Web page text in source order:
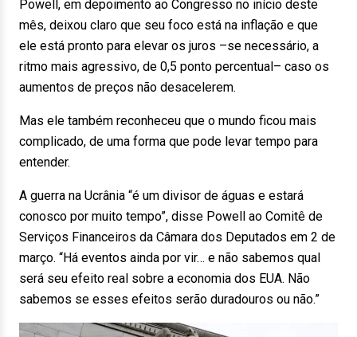
Powell, em depoimento ao Congresso no início deste
mês, deixou claro que seu foco está na inflação e que
ele está pronto para elevar os juros –se necessário, a
ritmo mais agressivo, de 0,5 ponto percentual– caso os
aumentos de preços não desacelerem.
Mas ele também reconheceu que o mundo ficou mais
complicado, de uma forma que pode levar tempo para
entender.
A guerra na Ucrânia “é um divisor de águas e estará
conosco por muito tempo”, disse Powell ao Comitê de
Serviços Financeiros da Câmara dos Deputados em 2 de
março. “Há eventos ainda por vir… e não sabemos qual
será seu efeito real sobre a economia dos EUA. Não
sabemos se esses efeitos serão duradouros ou não.”